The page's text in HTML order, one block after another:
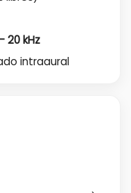
20 kHz
intraaural